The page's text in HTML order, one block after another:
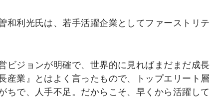
利光氏は、若手活躍企業としてファーストリテ
ビジョンが明確で、世界的に見ればまだまだ成長
産業』とはよく言ったもので、トップエリート層
ちで、人手不足。だからこそ、早くから活躍して